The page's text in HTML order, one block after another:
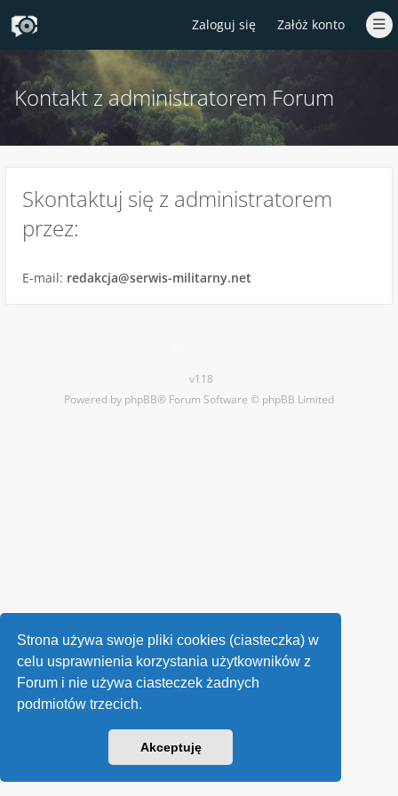
Strona używa swoje pliki cookies (ciasteczka) w
celu usprawnienia korzystania użytkowników z
Forum i nie używa ciasteczek żadnych
podmiotów trzecich.
Akceptuję
Zaloguj się Załóż konto
Kontakt z administratorem Forum
Skontaktuj się z administratorem
przez:
E-mail: redakcja@serwis-militarny.net
v118
Powered by phpBB® Forum Software © phpBB Limited